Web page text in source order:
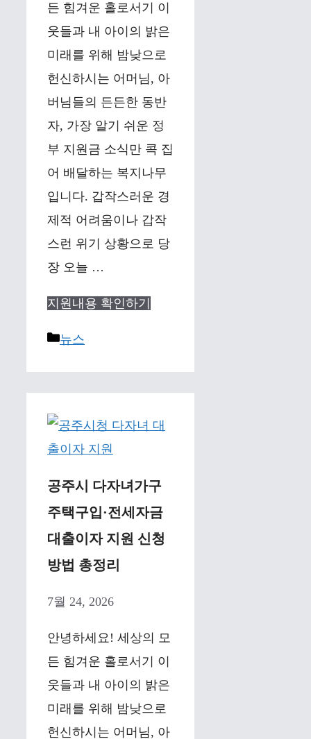
든 힘겨운 홀로서기 이
웃들과 내 아이의 밝은
미래를 위해 밤낮으로
헌신하시는 어머님, 아
버님들의 든든한 동반
자, 가장 알기 쉬운 정
부 지원금 소식만 콕 집
어 배달하는 복지나무
입니다. 갑작스러운 경
제적 어려움이나 갑작
스런 위기 상황으로 당
장 오늘 …
지원내용 확인하기
Categories
뉴스
공주시 다자녀가구
주택구입·전세자금
대출이자 지원 신청
방법 총정리
7월 24, 2026
안녕하세요! 세상의 모
든 힘겨운 홀로서기 이
웃들과 내 아이의 밝은
미래를 위해 밤낮으로
헌신하시는 어머님, 아